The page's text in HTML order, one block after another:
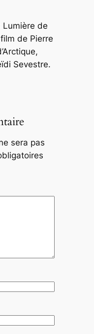
Lumière de
de Pierre
Sevestre.
sera pas